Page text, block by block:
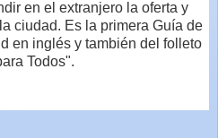
en el extranjero la oferta y
ciudad. Es la primera Guía de
en inglés y también del folleto
Todos".